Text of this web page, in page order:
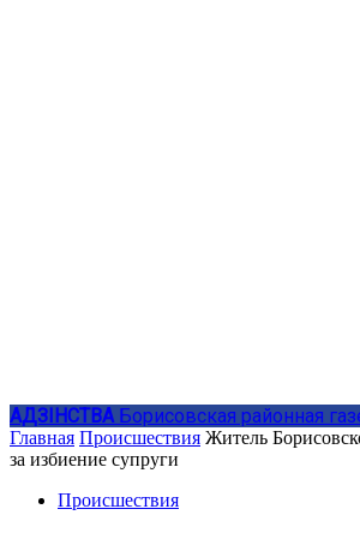
АДЗIНСТВА Борисовская районная
Главная Происшествия Житель
за избиение супруги
Происшествия